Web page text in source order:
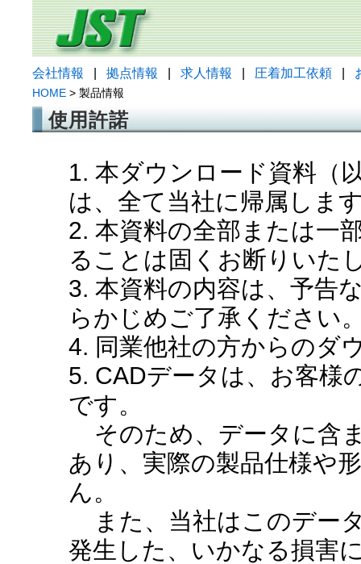
会社情報 拠点情報 求人情報 圧着加工依頼
HOME > 製品情報
使用許諾
1. 本ダウンロード資料（
は、全て当社に帰属しま
2. 本資料の全部または一
ることは固くお断りいた
3. 本資料の内容は、予告
らかじめご了承ください
4. 同業他社の方からのダ
5. CADデータは、お客様
です。
そのため、データに含
あり、実際の製品仕様や
ん。
また、当社はこのデー
発生した、いかなる損害